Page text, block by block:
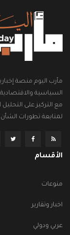
مأرب اليوم منصة
السياسية
مع التركيز على
لمتابعة تطورات الشأن
الأقسام
منوعات
اخبار وتقارير
عربي ودولي